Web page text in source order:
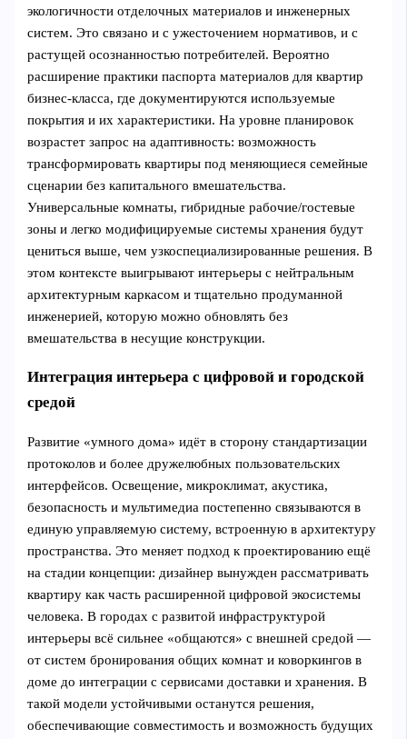
экологичности отделочных материалов и инженерных
систем. Это связано и с ужесточением нормативов, и с
растущей осознанностью потребителей. Вероятно
расширение практики паспорта материалов для квартир
бизнес‑класса, где документируются используемые
покрытия и их характеристики. На уровне планировок
возрастет запрос на адаптивность: возможность
трансформировать квартиры под меняющиеся семейные
сценарии без капитального вмешательства.
Универсальные комнаты, гибридные рабочие/гостевые
зоны и легко модифицируемые системы хранения будут
цениться выше, чем узкоспециализированные решения. В
этом контексте выигрывают интерьеры с нейтральным
архитектурным каркасом и тщательно продуманной
инженерией, которую можно обновлять без
вмешательства в несущие конструкции.
Интеграция интерьера с цифровой и городской
средой
Развитие «умного дома» идёт в сторону стандартизации
протоколов и более дружелюбных пользовательских
интерфейсов. Освещение, микроклимат, акустика,
безопасность и мультимедиа постепенно связываются в
единую управляемую систему, встроенную в архитектуру
пространства. Это меняет подход к проектированию ещё
на стадии концепции: дизайнер вынужден рассматривать
квартиру как часть расширенной цифровой экосистемы
человека. В городах с развитой инфраструктурой
интерьеры всё сильнее «общаются» с внешней средой —
от систем бронирования общих комнат и коворкингов в
доме до интеграции с сервисами доставки и хранения. В
такой модели устойчивыми останутся решения,
обеспечивающие совместимость и возможность будущих